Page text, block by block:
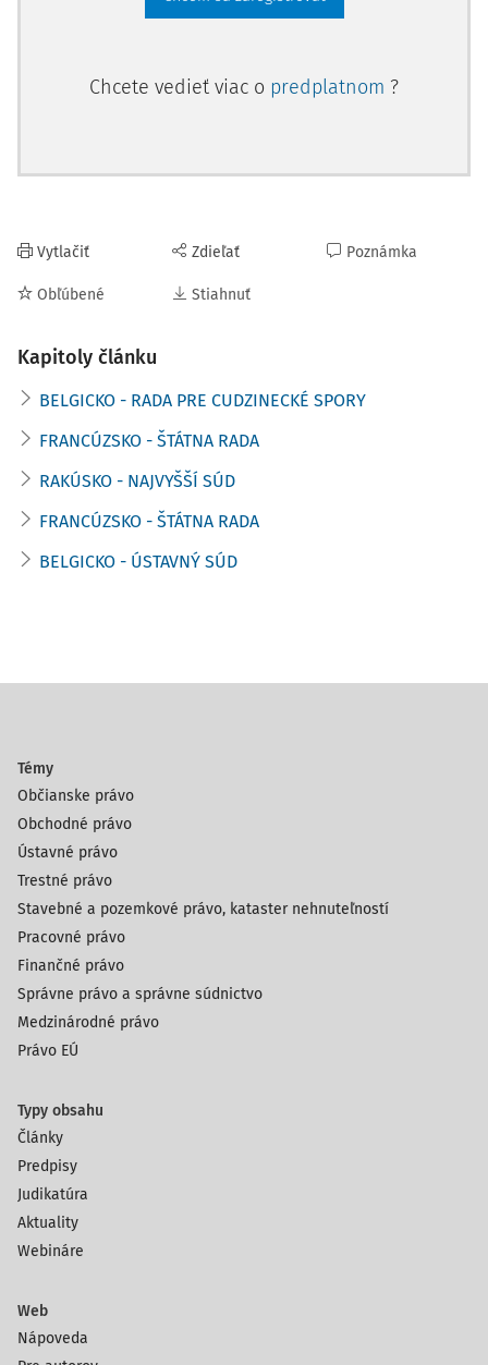
Chcete vedieť viac o predplatnom ?
Vytlačiť
Obľúbené
Zdieľať
Stiahnuť
Poznámka
Kapitoly článku
BELGICKO - RADA PRE CUDZINECKÉ SPORY
FRANCÚZSKO - ŠTÁTNA RADA
RAKÚSKO - NAJVYŠŠÍ SÚD
FRANCÚZSKO - ŠTÁTNA RADA
BELGICKO - ÚSTAVNÝ SÚD
Témy
Občianske právo
Obchodné právo
Ústavné právo
Trestné právo
Stavebné a pozemkové právo, kataster nehnuteľností
Pracovné právo
Finančné právo
Správne právo a správne súdnictvo
Medzinárodné právo
Právo EÚ
Typy obsahu
Články
Predpisy
Judikatúra
Aktuality
Webináre
Web
Nápoveda